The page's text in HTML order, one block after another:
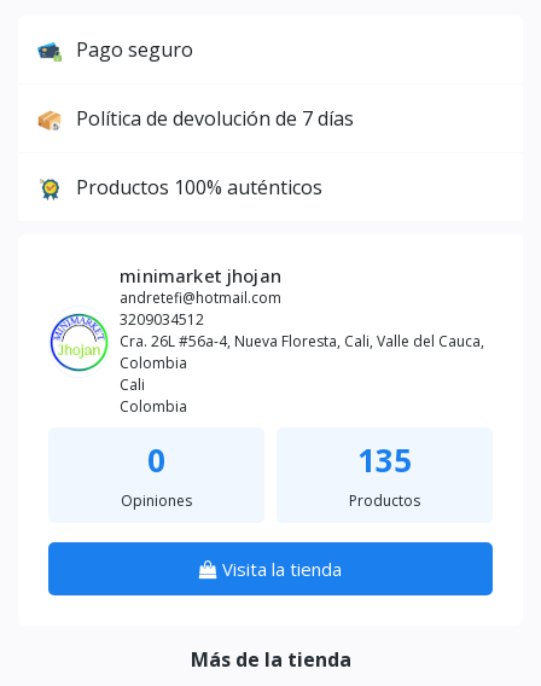
Pago seguro
Política de devolución de 7 días
Productos 100% auténticos
minimarket jhojan
andretefi@hotmail.com
3209034512
Cra. 26L #56a-4, Nueva Floresta, Cali, Valle del Cauca,
Colombia
Cali
Colombia
0
Opiniones
135
Productos
Visita la tienda
Más de la tienda